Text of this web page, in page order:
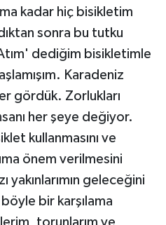
kadar hiç bisikletim
sonra bu tutku
dediğim bisikletimle
Karadeniz
gördük. Zorlukları
her şeye değiyor.
kullanmasını ve
önem verilmesini
yakınlarımın geleceğini
bir karşılama
torunlarım ve